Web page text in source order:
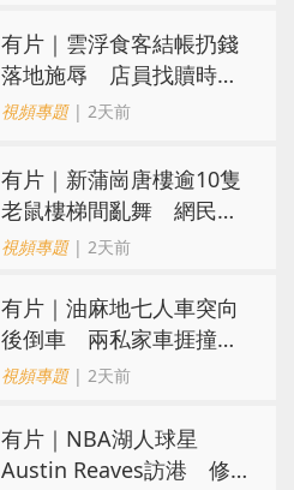
​有片｜雲浮食客結帳扔錢
落地施辱 店員找贖時還
施彼身獲老闆肯定
視頻專題| 2天前
有片｜新蒲崗唐樓逾10隻
老鼠樓梯間亂舞 網民嚇
親：每次經過都要好大勇
視頻專題| 2天前
有片｜油麻地七人車突向
後倒車 兩私家車捱撞
司機不顧而去
視頻專題| 2天前
有片｜NBA湖人球星
Austin Reaves訪港 修